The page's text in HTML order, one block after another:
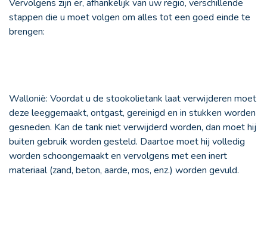
Vervolgens zijn er, afhankelijk van uw regio, verschillende
stappen die u moet volgen om alles tot een goed einde te
brengen:
Wallonië: Voordat u de stookolietank laat verwijderen moet
deze leeggemaakt, ontgast, gereinigd en in stukken worden
gesneden. Kan de tank niet verwijderd worden, dan moet hij
buiten gebruik worden gesteld. Daartoe moet hij volledig
worden schoongemaakt en vervolgens met een inert
materiaal (zand, beton, aarde, mos, enz.) worden gevuld.